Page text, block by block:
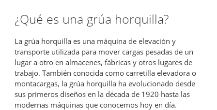
¿Qué es una grúa horquilla?
La grúa horquilla es una máquina de elevación y
transporte utilizada para mover cargas pesadas de un
lugar a otro en almacenes, fábricas y otros lugares de
trabajo. También conocida como carretilla elevadora o
montacargas, la grúa horquilla ha evolucionado desde
sus primeros diseños en la década de 1920 hasta las
modernas máquinas que conocemos hoy en día.